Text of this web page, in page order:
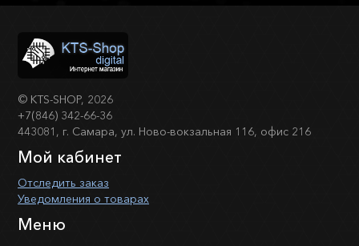
© KTS-SHOP, 2026
+7(846) 342-66-36
443081, г. Самара, ул. Ново-вокзальная 116, офис 216
Мой кабинет
Отследить заказ
Уведомления о товарах
Меню